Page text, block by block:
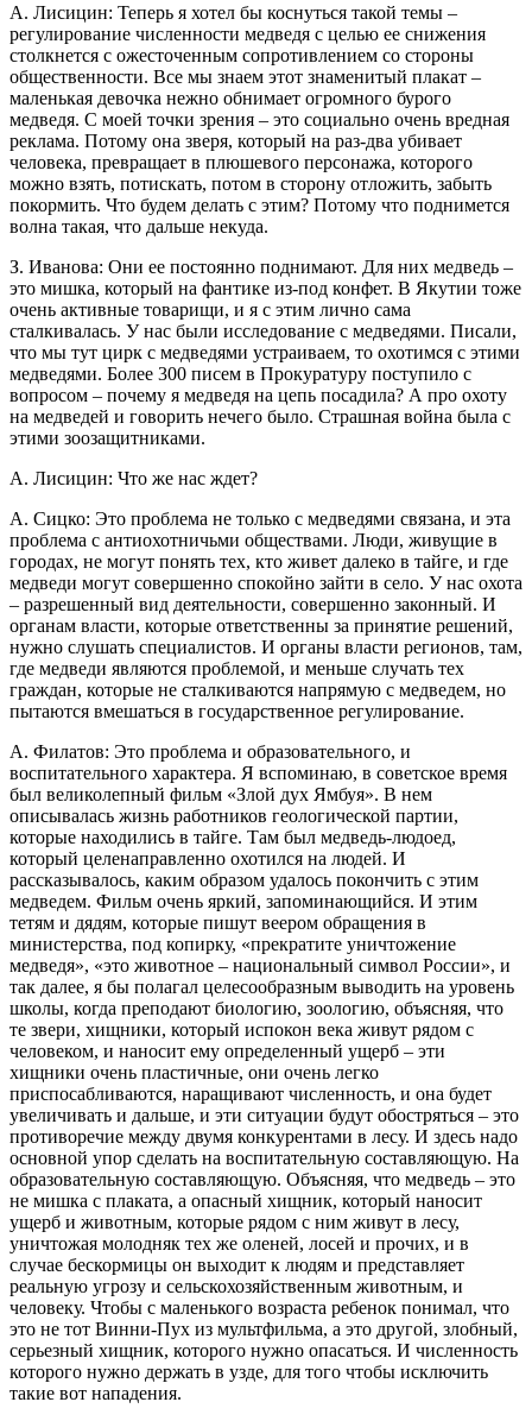
А. Лисицин: Теперь я хотел бы коснуться такой темы –
регулирование численности медведя с целью ее снижения
столкнется с ожесточенным сопротивлением со стороны
общественности. Все мы знаем этот знаменитый плакат –
маленькая девочка нежно обнимает огромного бурого
медведя. С моей точки зрения – это социально очень вредная
реклама. Потому она зверя, который на раз-два убивает
человека, превращает в плюшевого персонажа, которого
можно взять, потискать, потом в сторону отложить, забыть
покормить. Что будем делать с этим? Потому что поднимется
волна такая, что дальше некуда.
З. Иванова: Они ее постоянно поднимают. Для них медведь –
это мишка, который на фантике из-под конфет. В Якутии тоже
очень активные товарищи, и я с этим лично сама
сталкивалась. У нас были исследование с медведями. Писали,
что мы тут цирк с медведями устраиваем, то охотимся с этими
медведями. Более 300 писем в Прокуратуру поступило с
вопросом – почему я медведя на цепь посадила? А про охоту
на медведей и говорить нечего было. Страшная война была с
этими зоозащитниками.
А. Лисицин: Что же нас ждет?
А. Сицко: Это проблема не только с медведями связана, и эта
проблема с антиохотничьми обществами. Люди, живущие в
городах, не могут понять тех, кто живет далеко в тайге, и где
медведи могут совершенно спокойно зайти в село. У нас охота
– разрешенный вид деятельности, совершенно законный. И
органам власти, которые ответственны за принятие решений,
нужно слушать специалистов. И органы власти регионов, там,
где медведи являются проблемой, и меньше случать тех
граждан, которые не сталкиваются напрямую с медведем, но
пытаются вмешаться в государственное регулирование.
А. Филатов: Это проблема и образовательного, и
воспитательного характера. Я вспоминаю, в советское время
был великолепный фильм «Злой дух Ямбуя». В нем
описывалась жизнь работников геологической партии,
которые находились в тайге. Там был медведь-людоед,
который целенаправленно охотился на людей. И
рассказывалось, каким образом удалось покончить с этим
медведем. Фильм очень яркий, запоминающийся. И этим
тетям и дядям, которые пишут веером обращения в
министерства, под копирку, «прекратите уничтожение
медведя», «это животное – национальный символ России», и
так далее, я бы полагал целесообразным выводить на уровень
школы, когда преподают биологию, зоологию, объясняя, что
те звери, хищники, который испокон века живут рядом с
человеком, и наносит ему определенный ущерб – эти
хищники очень пластичные, они очень легко
приспосабливаются, наращивают численность, и она будет
увеличивать и дальше, и эти ситуации будут обостряться – это
противоречие между двумя конкурентами в лесу. И здесь надо
основной упор сделать на воспитательную составляющую. На
образовательную составляющую. Объясняя, что медведь – это
не мишка с плаката, а опасный хищник, который наносит
ущерб и животным, которые рядом с ним живут в лесу,
уничтожая молодняк тех же оленей, лосей и прочих, и в
случае бескормицы он выходит к людям и представляет
реальную угрозу и сельскохозяйственным животным, и
человеку. Чтобы с маленького возраста ребенок понимал, что
это не тот Винни-Пух из мультфильма, а это другой, злобный,
серьезный хищник, которого нужно опасаться. И численность
которого нужно держать в узде, для того чтобы исключить
такие вот нападения.